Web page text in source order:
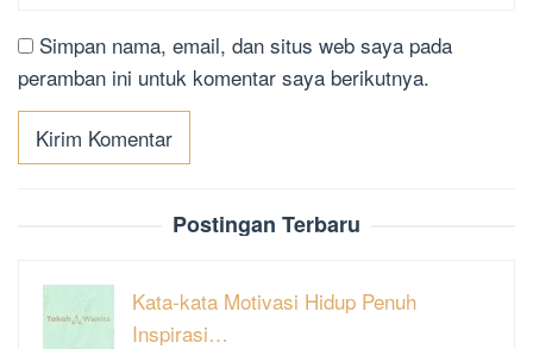
Simpan nama, email, dan situs web saya pada
peramban ini untuk komentar saya berikutnya.
Postingan Terbaru
Kata-kata Motivasi Hidup Penuh
Inspirasi…